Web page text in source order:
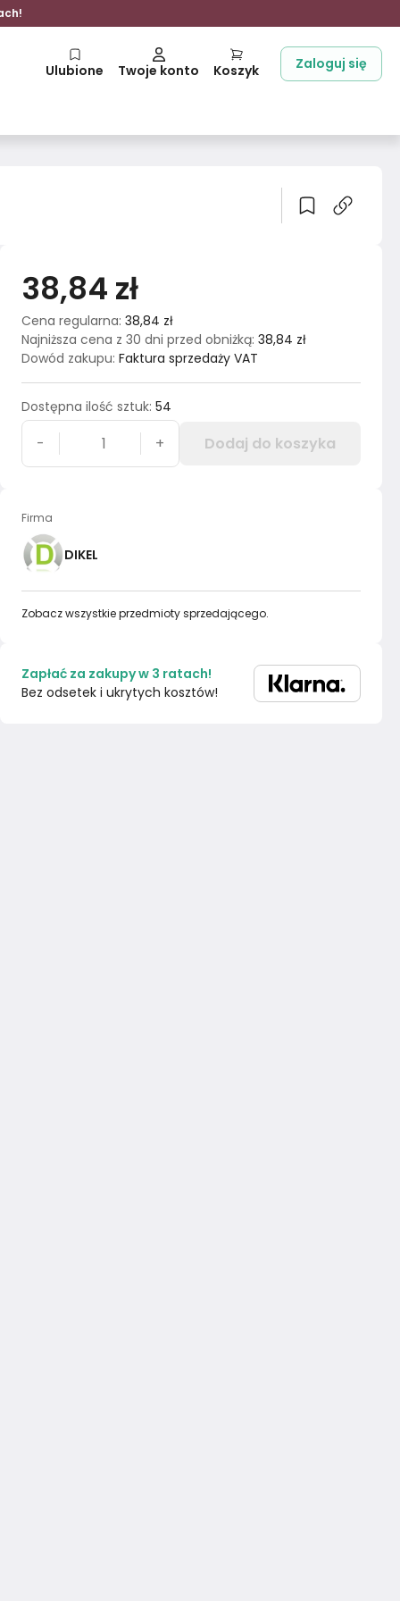
Ulubione Twoje konto Koszyk Zaloguj się
38,84 zł
Cena regularna: 38,84 zł
Najniższa cena z 30 dni przed obniżką: 38,84 zł
Dowód zakupu: Faktura sprzedaży VAT
Dostępna ilość sztuk: 54
- + Dodaj do koszyka
Firma
DIKEL
Zobacz wszystkie przedmioty sprzedającego.
Zapłać za zakupy w 3 ratach!
Bez odsetek i ukrytych kosztów!